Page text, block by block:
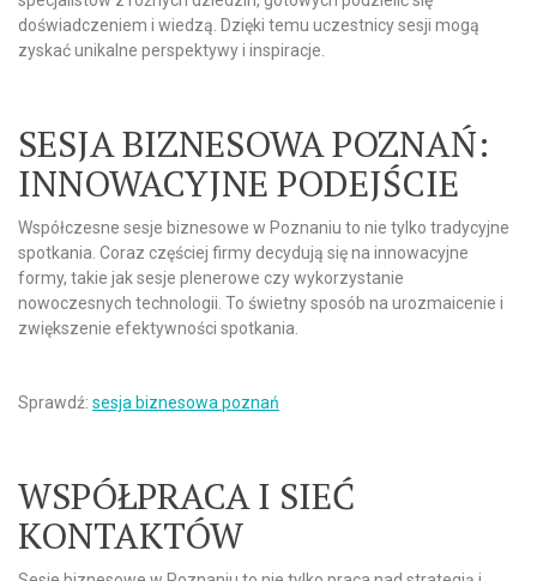
doświadczeniem i wiedzą. Dzięki temu uczestnicy sesji mogą
zyskać unikalne perspektywy i inspiracje.
SESJA BIZNESOWA POZNAŃ:
INNOWACYJNE PODEJŚCIE
Współczesne sesje biznesowe w Poznaniu to nie tylko tradycyjne
spotkania. Coraz częściej firmy decydują się na innowacyjne
formy, takie jak sesje plenerowe czy wykorzystanie
nowoczesnych technologii. To świetny sposób na urozmaicenie i
zwiększenie efektywności spotkania.
Sprawdź: sesja biznesowa poznań
WSPÓŁPRACA I SIEĆ
KONTAKTÓW